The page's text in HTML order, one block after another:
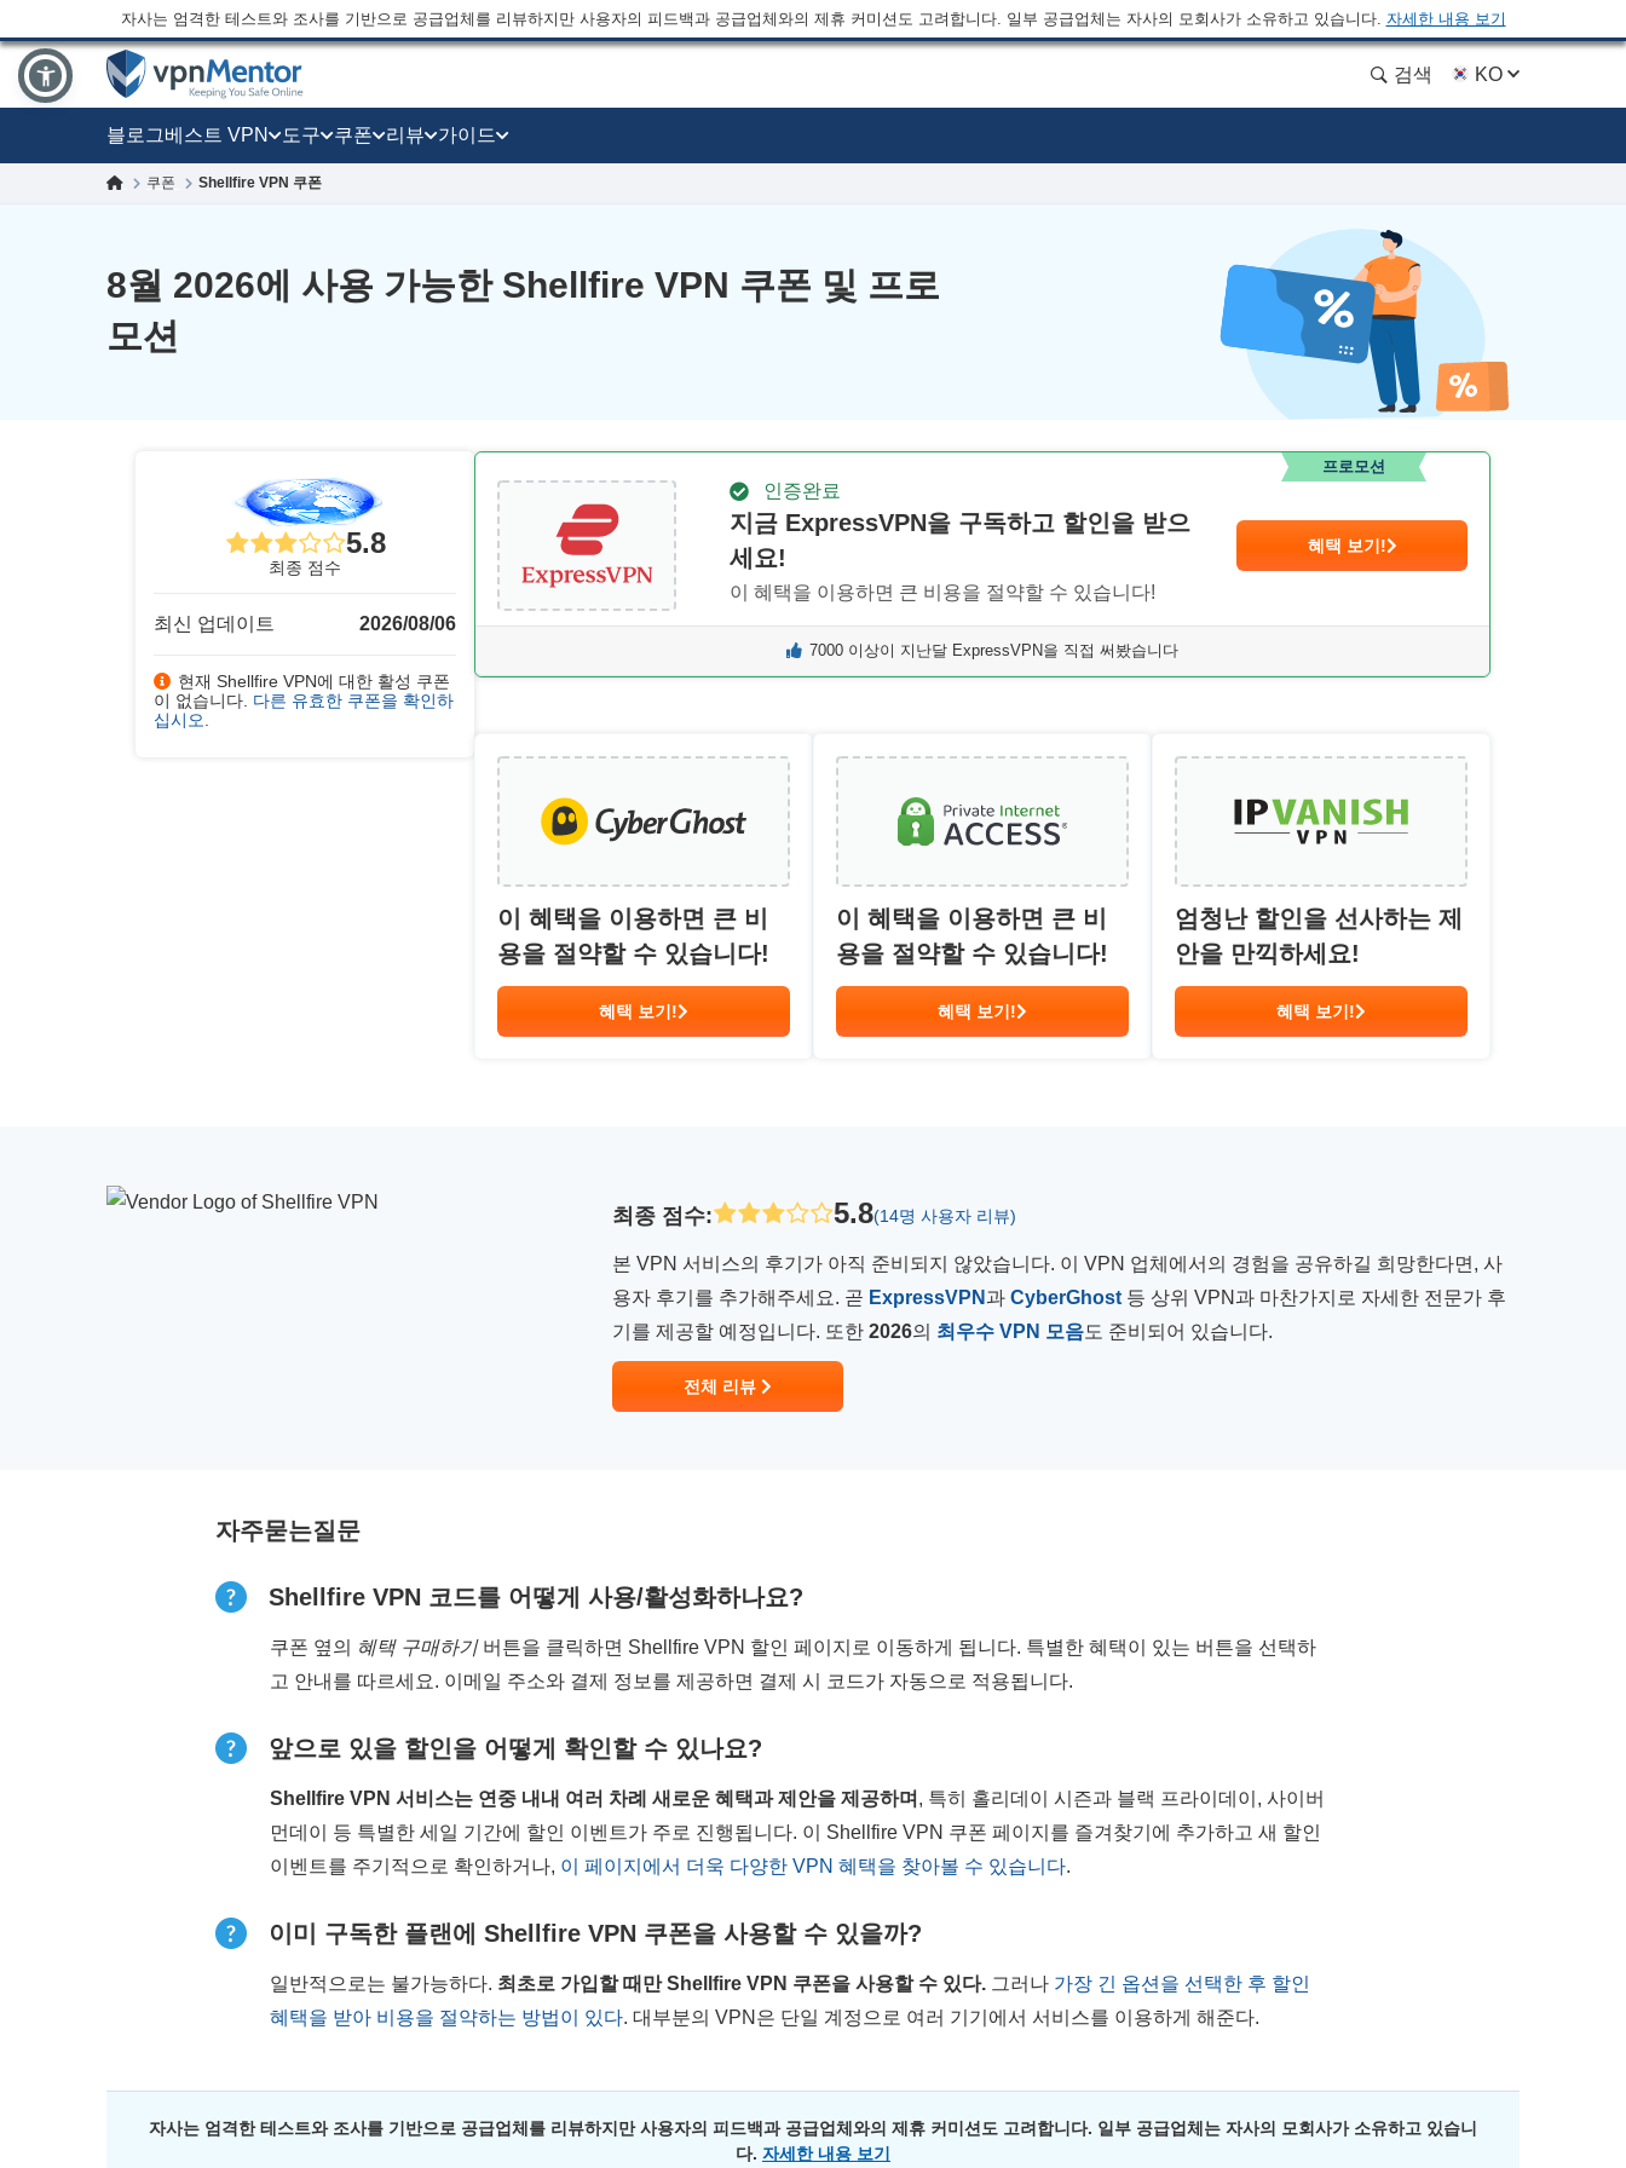
자사는 엄격한 테스트와 조사를 기반으로 공급업체를 리뷰하지만 사용자의 피드백과 공급업체와의 제휴 커미션도 고려합니다. 일부 공급업체는 자사의 모회사가 소유하고 있습니다. 자세한 내용 보기
검색 KO
블로그베스트 VPN 도구 쿠폰 리뷰 가이드
쿠폰 Shellfire VPN 쿠폰
8월 2026에 사용 가능한 Shellfire VPN 쿠폰 및 프로
모션
5.8
최종 점수
최신 업데이트 2026/08/06
현재 Shellfire VPN에 대한 활성 쿠폰
이 없습니다. 다른 유효한 쿠폰을 확인하
십시오
인증완료
지금 ExpressVPN을 구독하고 할인을 받으
세요!
이 혜택을 이용하면 큰 비용을 절약할 수 있습니다!
혜택 보기!
프로모션
7000 이상이 지난달 ExpressVPN을 직접 써봤습니다
이 혜택을 이용하면 큰 비
용을 절약할 수 있습니다!
혜택 보기!
이 혜택을 이용하면 큰 비
용을 절약할 수 있습니다!
혜택 보기!
엄청난 할인을 선사하는 제
안을 만끽하세요!
혜택 보기!
최종 점수: 5.8(14명 사용자 리뷰)
본 VPN 서비스의 후기가 아직 준비되지 않았습니다. 이 VPN 업체에서의 경험을 공유하길 희망한다면, 사
용자 후기를 추가해주세요. 곧 ExpressVPN 과 CyberGhost 등 상위 VPN과 마찬가지로 자세한 전문가 후
기를 제공할 예정입니다. 또한 2026의 최우수 VPN 모음도 준비되어 있습니다.
전체 리뷰
자주묻는질문
Shellfire VPN 코드를 어떻게 사용/활성화하나요?
쿠폰 옆의 혜택 구매하기버튼을 클릭하면 Shellfire VPN 할인 페이지로 이동하게 됩니다. 특별한 혜택이 있는 버튼을 선택하
고 안내를 따르세요. 이메일 주소와 결제 정보를 제공하면 결제 시 코드가 자동으로 적용됩니다.
앞으로 있을 할인을 어떻게 확인할 수 있나요?
Shellfire VPN 서비스는 연중 내내 여러 차례 새로운 혜택과 제안을 제공하며 , 특히 홀리데이 시즌과 블랙 프라이데이, 사이버
먼데이 등 특별한 세일 기간에 할인 이벤트가 주로 진행됩니다. 이 Shellfire VPN 쿠폰 페이지를 즐겨찾기에 추가하고 새 할인
이벤트를 주기적으로 확인하거나, 이 페이지에서 더욱 다양한 VPN 혜택을 찾아볼 수 있습니다.
이미 구독한 플랜에 Shellfire VPN 쿠폰을 사용할 수 있을까?
일반적으로는 불가능하다. 최초로 가입할 때만Shellfire VPN 쿠폰을 사용할 수 있다. 그러나 가장 긴 옵션을 선택한 후 할인
혜택을 받아 비용을 절약하는 방법이 있다. 대부분의 VPN은 단일 계정으로 여러 기기에서 서비스를 이용하게 해준다.
자사는 엄격한 테스트와 조사를 기반으로 공급업체를 리뷰하지만 사용자의 피드백과 공급업체와의 제휴 커미션도 고려합니다. 일부 공급업체는 자사의 모회사가 소유하고 있습니
다. 자세한 내용 보기